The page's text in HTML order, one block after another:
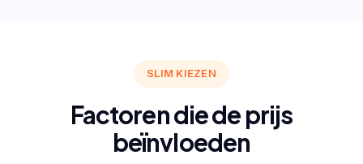
SLIM KIEZEN
Factoren die de prijs
beïnvloeden